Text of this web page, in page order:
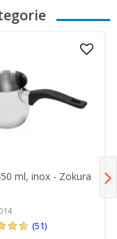
ml, inox - Zokura
(51)